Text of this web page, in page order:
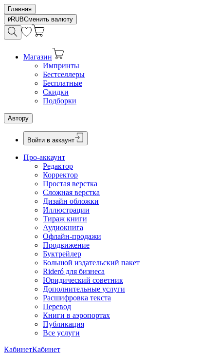
Главная
RUBСменить валюту
Магазин
Импринты
Бестселлеры
Бесплатные
Скидки
Подборки
Автору
Войти в аккаунт
Про-аккаунт
Редактор
Корректор
Простая верстка
Сложная верстка
Дизайн обложки
Иллюстрации
Тираж книги
Аудиокнига
Офлайн-продажи
Продвижение
Буктрейлер
Большой издательский пакет
Rideró для бизнеса
Юридический советник
Дополнительные услуги
Расшифровка текста
Перевод
Книги в аэропортах
Публикация
Все услуги
КабинетКабинет